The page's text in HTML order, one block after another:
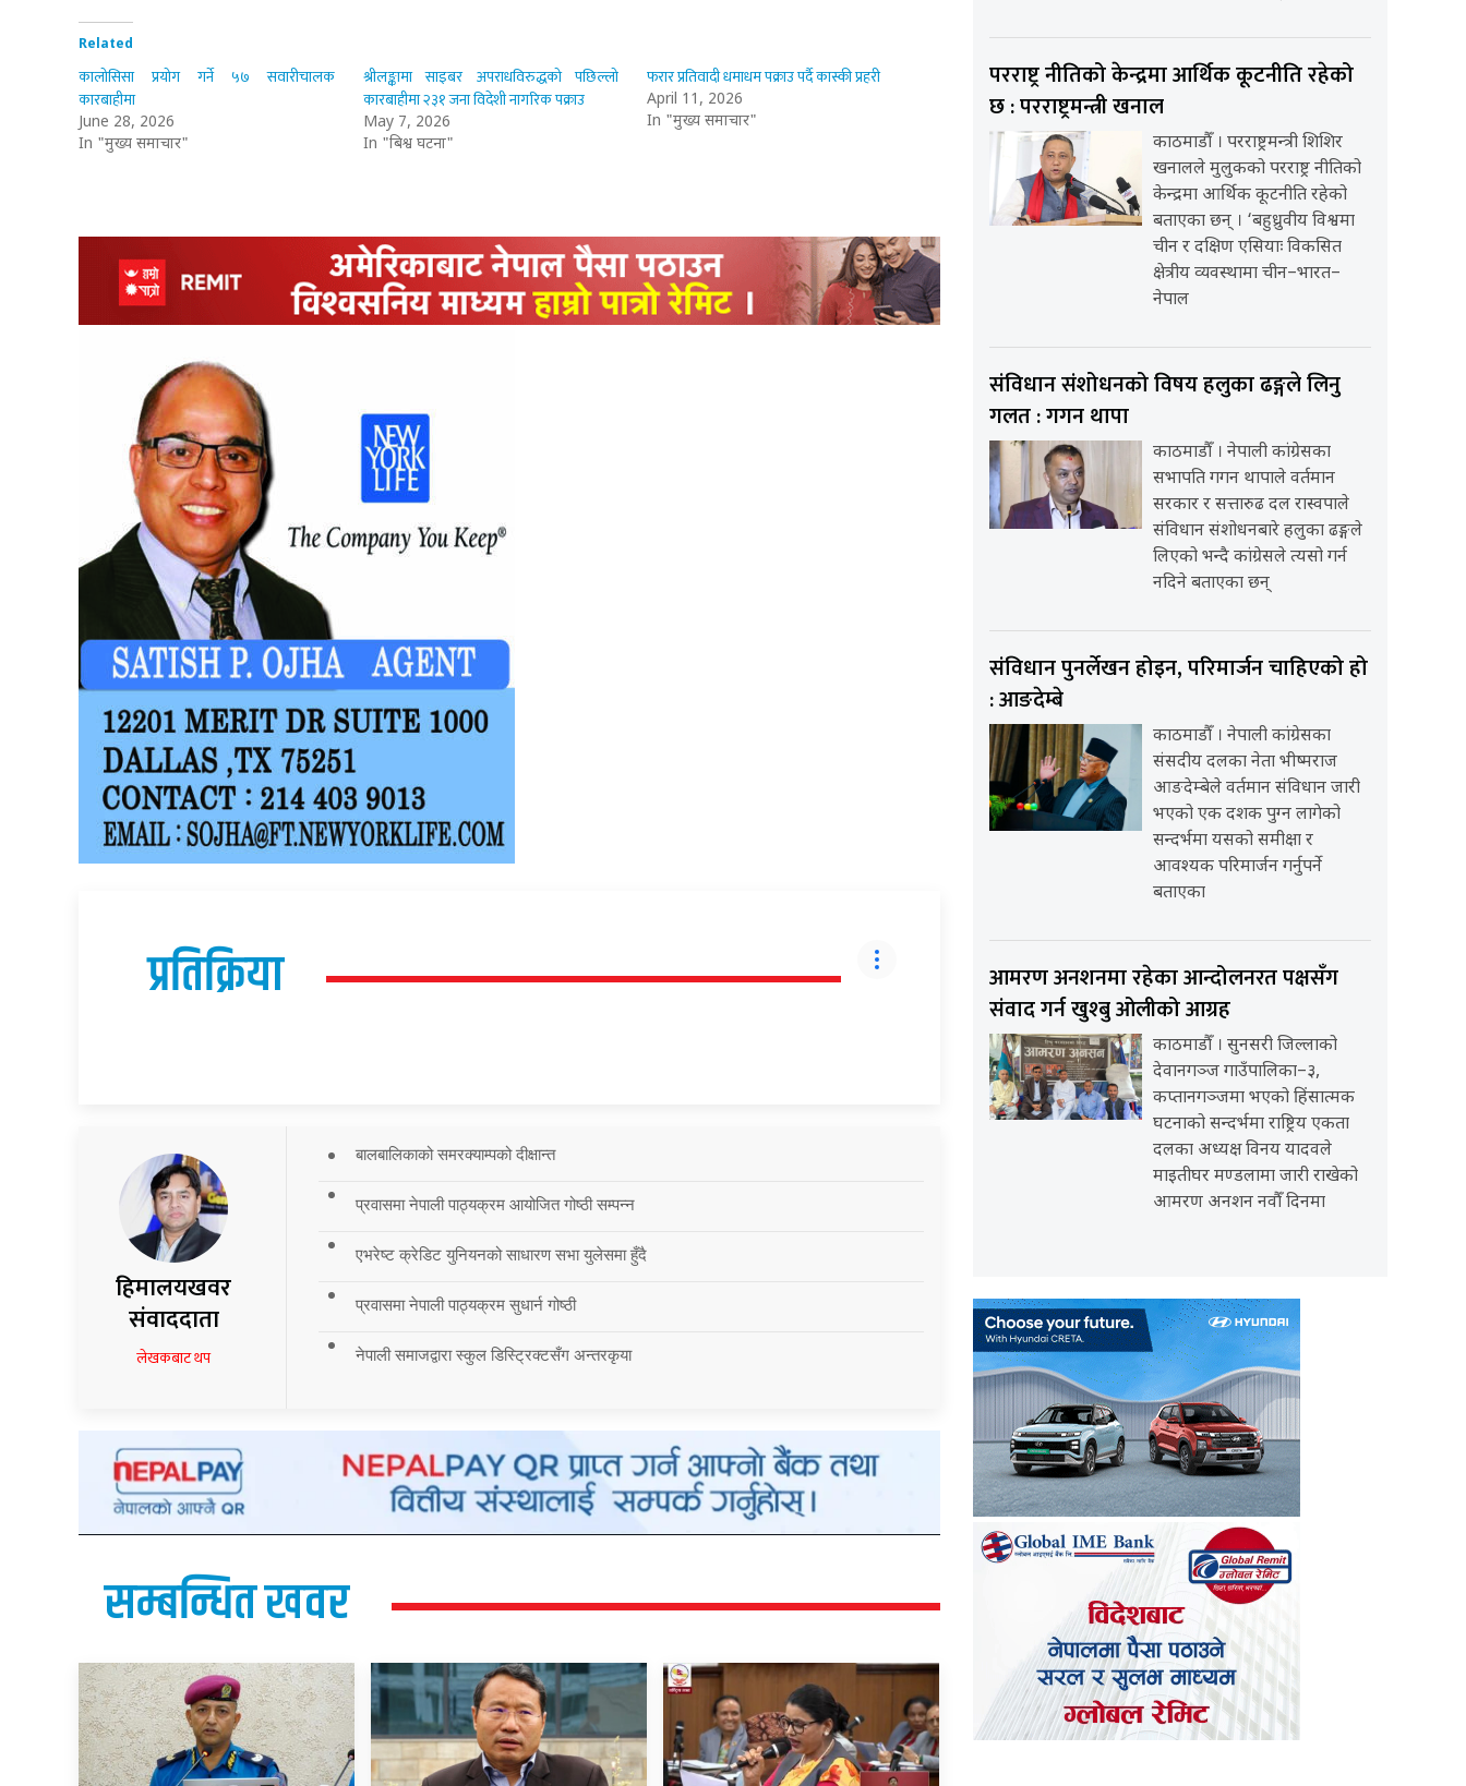
Related
कालोसिसा प्रयोग गर्ने ५७ सवारीचालक
कारबाहीमा
June 28, 2026
In "मुख्य समाचार"
श्रीलङ्कामा साइबर अपराधविरुद्धको पछिल्लो
कारबाहीमा २३१ जना विदेशी नागरिक पक्राउ
May 7, 2026
In "बिश्व घटना"
फरार प्रतिवादी धमाधम पक्राउ पर्दै कास्की प्रहरी
April 11, 2026
In "मुख्य समाचार"
प्रतिक्रिया
हिमालयखवर
संवाददाता
लेखकबाट थप
बालबालिकाको समरक्याम्पको दीक्षान्त
प्रवासमा नेपाली पाठ्यक्रम आयोजित गोष्ठी सम्पन्न
एभरेष्ट क्रेडिट युनियनको साधारण सभा युलेसमा हुँदै
प्रवासमा नेपाली पाठ्यक्रम सुधार्न गोष्ठी
नेपाली समाजद्वारा स्कुल डिस्ट्रिक्टसँग अन्तरकृया
सम्बन्धित खवर
परराष्ट्र नीतिको केन्द्रमा आर्थिक कूटनीति रहेको
छ : परराष्ट्रमन्त्री खनाल
काठमाडौँ । परराष्ट्रमन्त्री शिशिर
खनालले मुलुकको परराष्ट्र नीतिको
केन्द्रमा आर्थिक कूटनीति रहेको
बताएका छन् । ‘बहुध्रुवीय विश्वमा
चीन र दक्षिण एसियाः विकसित
क्षेत्रीय व्यवस्थामा चीन–भारत–
नेपाल
संविधान संशोधनको विषय हलुका ढङ्गले लिनु
गलत : गगन थापा
काठमाडौँ । नेपाली कांग्रेसका
सभापति गगन थापाले वर्तमान
सरकार र सत्तारुढ दल रास्वपाले
संविधान संशोधनबारे हलुका ढङ्गले
लिएको भन्दै कांग्रेसले त्यसो गर्न
नदिने बताएका छन्
संविधान पुनर्लेखन होइन, परिमार्जन चाहिएको हो
: आङदेम्बे
काठमाडौँ । नेपाली कांग्रेसका
संसदीय दलका नेता भीष्मराज
आङदेम्बेले वर्तमान संविधान जारी
भएको एक दशक पुग्न लागेको
सन्दर्भमा यसको समीक्षा र
आवश्यक परिमार्जन गर्नुपर्ने
बताएका
आमरण अनशनमा रहेका आन्दोलनरत पक्षसँग
संवाद गर्न खुश्बु ओलीको आग्रह
काठमाडौँ । सुनसरी जिल्लाको
देवानगञ्ज गाउँपालिका–३,
कप्तानगञ्जमा भएको हिंसात्मक
घटनाको सन्दर्भमा राष्ट्रिय एकता
दलका अध्यक्ष विनय यादवले
माइतीघर मण्डलामा जारी राखेको
आमरण अनशन नवौँ दिनमा